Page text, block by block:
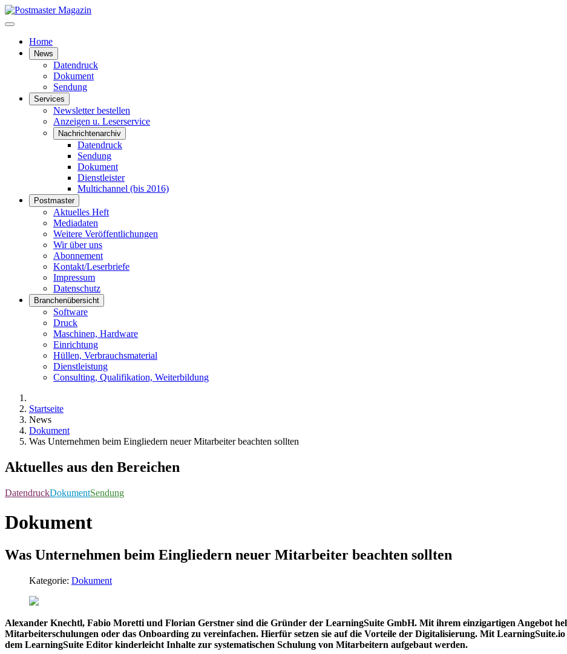
Home
News
Datendruck
Dokument
Sendung
Services
Newsletter bestellen
Anzeigen u. Leserservice
Nachrichtenarchiv
Datendruck
Sendung
Dokument
Dienstleister
Multichannel (bis 2016)
Postmaster
Aktuelles Heft
Mediadaten
Weitere Veröffentlichungen
Wir über uns
Abonnement
Kontakt/Leserbriefe
Impressum
Datenschutz
Branchenübersicht
Software
Druck
Maschinen, Hardware
Einrichtung
Hüllen, Verbrauchsmaterial
Dienstleistung
Consulting, Qualifikation, Weiterbildung
Startseite
News
Dokument
Was Unternehmen beim Eingliedern neuer Mitarbeiter beachten sollten
Aktuelles aus den Bereichen
DatendruckDokumentSendung
Dokument
Was Unternehmen beim Eingliedern neuer Mitarbeiter beachten sollten
Kategorie: Dokument
Alexander Knechtl, Fabio Moretti und Florian Gerstner sind die Gründer der LearningSuite GmbH. Mit ihrem einzigartigen Angebot
Mitarbeiterschulungen oder das Onboarding zu vereinfachen. Hierfür setzen sie auf die Vorteile der Digitalisierung. Mit
dem LearningSuite Editor kinderleicht Inhalte zur systematischen Schulung von Mitarbeitern aufgebaut werden.